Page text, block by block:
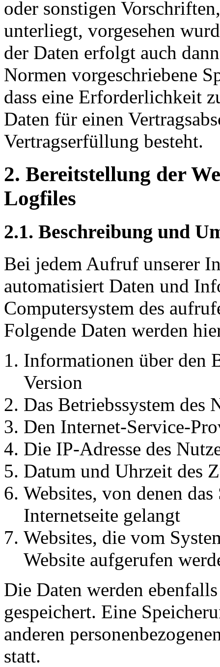
oder sonstigen
unterliegt, vorgesehen
der Daten erfolgt auch
Normen vorgeschriebene
dass eine Erforderlichkeit
Daten für einen
Vertragserfüllung besteht.
2. Bereitstellung der
Logfiles
2.1. Beschreibung und
Bei jedem Aufruf unserer
automatisiert Daten und
Computersystem des
Folgende Daten werden
Informationen über den
Version
Das Betriebssystem des
Den Internet-Service-
Die IP-Adresse des
Datum und Uhrzeit des
Websites, von denen
Internetseite gelangt
Websites, die vom
Website aufgerufen
Die Daten werden
gespeichert. Eine
anderen
statt.